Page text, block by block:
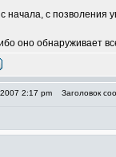
с начала, с
оно обнаруживает
2:17 pm Заголовок